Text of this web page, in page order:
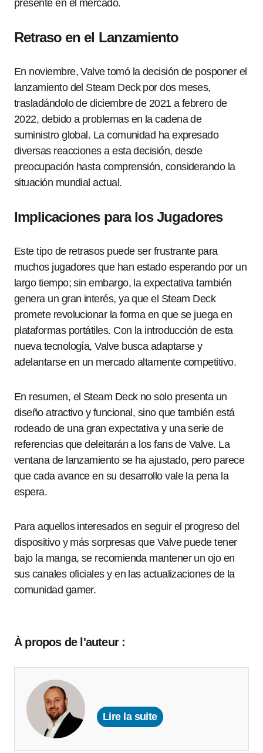
presente en el mercado.
Retraso en el Lanzamiento
En noviembre, Valve tomó la decisión de posponer el
lanzamiento del Steam Deck por dos meses,
trasladándolo de diciembre de 2021 a febrero de
2022, debido a problemas en la cadena de
suministro global. La comunidad ha expresado
diversas reacciones a esta decisión, desde
preocupación hasta comprensión, considerando la
situación mundial actual.
Implicaciones para los Jugadores
Este tipo de retrasos puede ser frustrante para
muchos jugadores que han estado esperando por un
largo tiempo; sin embargo, la expectativa también
genera un gran interés, ya que el Steam Deck
promete revolucionar la forma en que se juega en
plataformas portátiles. Con la introducción de esta
nueva tecnología, Valve busca adaptarse y
adelantarse en un mercado altamente competitivo.
En resumen, el Steam Deck no solo presenta un
diseño atractivo y funcional, sino que también está
rodeado de una gran expectativa y una serie de
referencias que deleitarán a los fans de Valve. La
ventana de lanzamiento se ha ajustado, pero parece
que cada avance en su desarrollo vale la pena la
espera.
Para aquellos interesados en seguir el progreso del
dispositivo y más sorpresas que Valve puede tener
bajo la manga, se recomienda mantener un ojo en
sus canales oficiales y en las actualizaciones de la
comunidad gamer.
À propos de l'auteur :
Lire la suite